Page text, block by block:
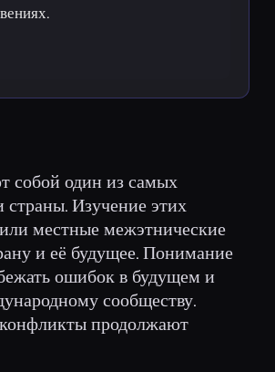
собой один из самых
Изучение этих
местные межэтнические
и её будущее. Понимание
ошибок в будущем и
сообществу.
конфликты продолжают